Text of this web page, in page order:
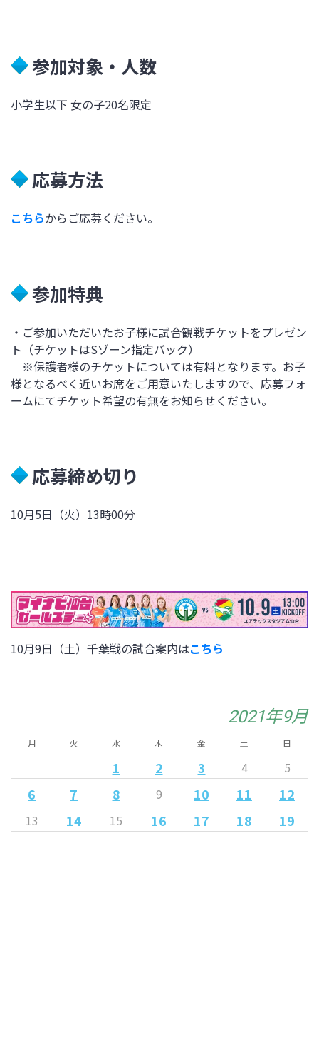
参加対象・人数
小学生以下 女の子20名限定
応募方法
こちらからご応募ください。
参加特典
・ご参加いただいたお子様に試合観戦チケットをプレゼン
ト（チケットはSゾーン指定バック）
※保護者様のチケットについては有料となります。お子
様となるべく近いお席をご用意いたしますので、応募フォ
ームにてチケット希望の有無をお知らせください。
応募締め切り
10月5日（火）13時00分
10月9日（土）千葉戦の試合案内はこちら
2021年9月
月 火 水 木 金 土 日
1 2 3 4 5
6 7 8 9 10 11 12
13 14 15 16 17 18
19